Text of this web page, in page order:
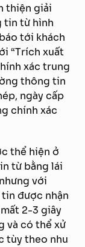
thiện giải
tin từ hình
tới khách
“Trích xuất
xác trung
thông tin
ngày cấp
chính xác
thể hiện ở
từ bằng lái
với
tin được nhận
2-3 giây
và có thể xử
tùy theo nhu